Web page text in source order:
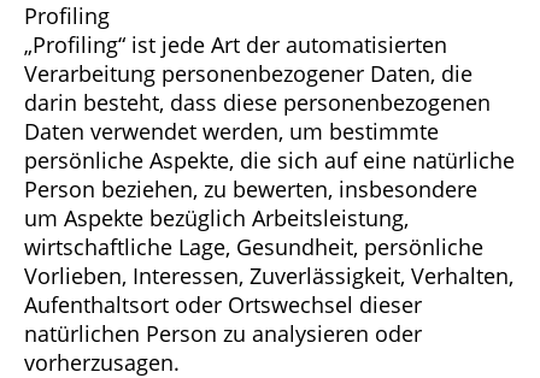
Profiling
„Profiling“ ist jede Art der automatisierten
Verarbeitung personenbezogener Daten, die
darin besteht, dass diese personenbezogenen
Daten verwendet werden, um bestimmte
persönliche Aspekte, die sich auf eine natürliche
Person beziehen, zu bewerten, insbesondere
um Aspekte bezüglich Arbeitsleistung,
wirtschaftliche Lage, Gesundheit, persönliche
Vorlieben, Interessen, Zuverlässigkeit, Verhalten,
Aufenthaltsort oder Ortswechsel dieser
natürlichen Person zu analysieren oder
vorherzusagen.